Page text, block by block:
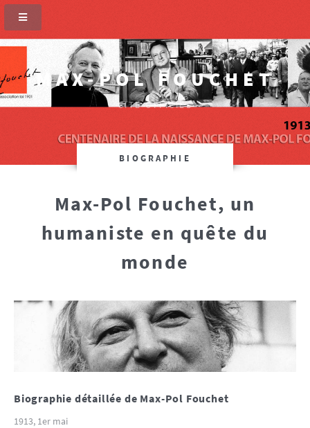
MAX-POL FOUCHET
SITE OFFICIEL
BIOGRAPHIE
Max-Pol Fouchet, un
humaniste en quête du
monde
Biographie détaillée de Max-Pol Fouchet
1913, 1er mai